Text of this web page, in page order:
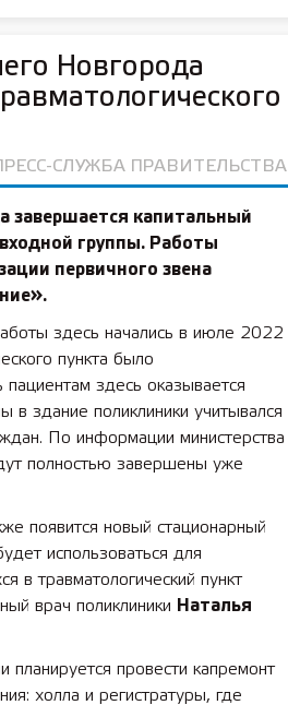
Новгорода
ПРЕСС-СЛУЖБА ПРАВИТЕЛЬСТВА
завершается капитальный
группы. Работы
первичного звена
.
здесь начались в июле 2022
пункта было
здесь оказывается
в здание поликлиники учитывался
По информации министерства
полностью завершены уже
появится новый стационарный
использоваться для
в травматологический пункт
врач поликлиники
Наталья
провести капремонт
холла и регистратуры, где